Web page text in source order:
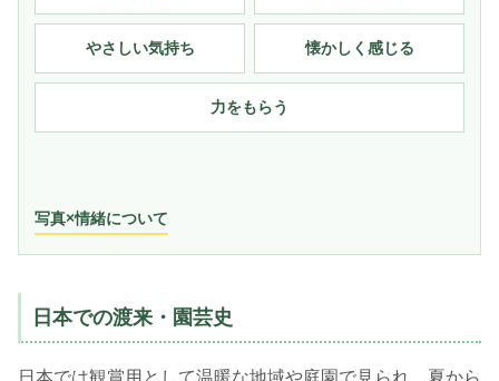
やさしい気持ち 懐かしく感じる
力をもらう
写真×情緒について
日本での渡来・園芸史
日本では観賞用として温暖な地域や庭園で見られ、夏から